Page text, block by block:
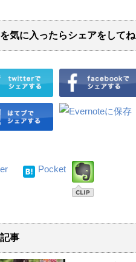
気に入ったらシェアをしてね
Pocket
事